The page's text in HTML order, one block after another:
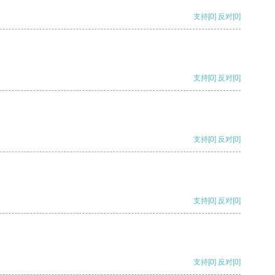
支持[0] 反对[0]
支持[0] 反对[0]
支持[0] 反对[0]
支持[0] 反对[0]
支持[0] 反对[0]